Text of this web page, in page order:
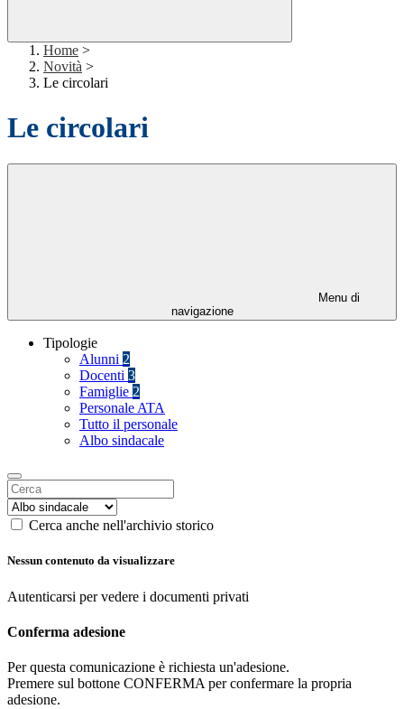
Home >
Novità >
Le circolari
Le circolari
Menu di
navigazione
Tipologie
Alunni 2
Docenti 3
Famiglie 2
Personale ATA
Tutto il personale
Albo sindacale
Cerca anche nell'archivio storico
Nessun contenuto da visualizzare
Autenticarsi per vedere i documenti privati
Conferma adesione
Per questa comunicazione è richiesta un'adesione.
Premere sul bottone CONFERMA per confermare la propria
adesione.